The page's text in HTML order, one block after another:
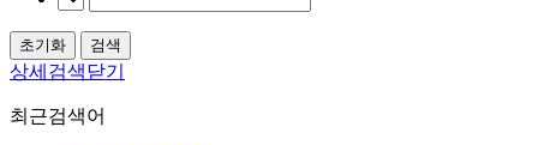
상세검색닫기
최근검색어